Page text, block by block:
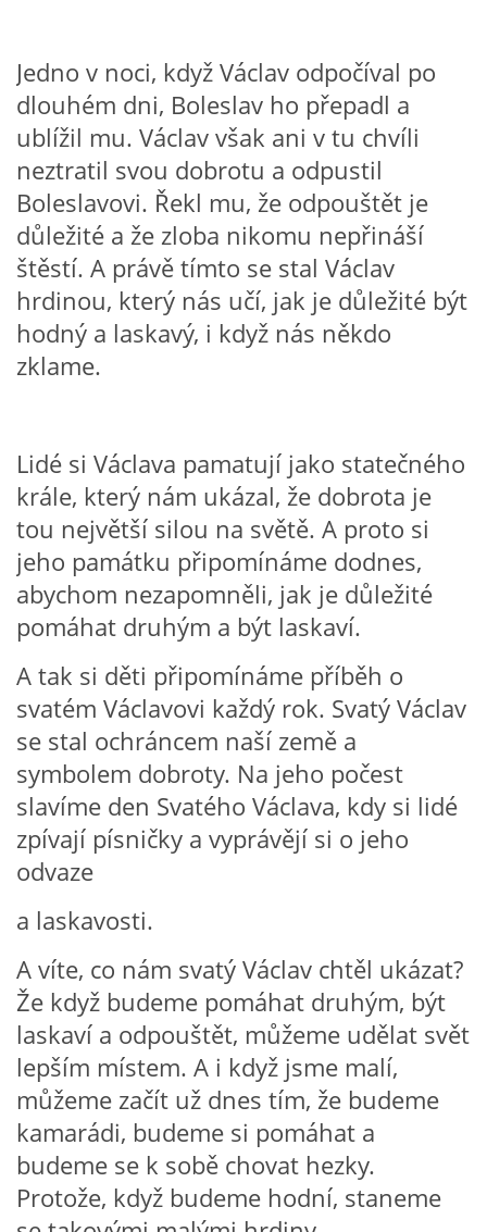
VÝTVARNÉ AKTIVITY - PODZIM
VÝTVARNÉ AKTIVITY - ZIMA
CHARAKTERISTIKA ROČNÍCH OBDOBÍ
HÁDANKY K TÉMATU JARO, LÉTO, PODZIM,ZIMA
BÁSNĚ K TÉMATU JARO
POHYBOVÉ AKTIVITY NA TÉMA JARO
PÍSNĚ K TÉMATU LÉTO
POHYBOVÉ AKTIVITY NA TÉMA LÉTO
PÍSNĚ K TÉMATU PODZIM
BÁSNĚ K TÉMATU PODZIM
POHYBOVÉ AKTIVITY NA TÉMA PODZIM
PÍSNĚ K TÉMATU ZIMA
BÁSNĚ K TÉMATU ZIMA
VZDĚLÁVACÍ PLÁN OD ZÁŘÍ DO ČERVNA
Jedno v noci, když Václav odpočíval po
dlouhém dni, Boleslav ho přepadl a
ublížil mu. Václav však ani v tu chvíli
neztratil svou dobrotu a odpustil
Boleslavovi. Řekl mu, že odpouštět je
důležité a že zloba nikomu nepřináší
štěstí. A právě tímto se stal Václav
hrdinou, který nás učí, jak je důležité být
hodný a laskavý, i když nás někdo
zklame.
Lidé si Václava pamatují jako statečného
krále, který nám ukázal, že dobrota je
tou největší silou na světě. A proto si
jeho památku připomínáme dodnes,
abychom nezapomněli, jak je důležité
pomáhat druhým a být laskaví.
A tak si děti připomínáme příběh o
svatém Václavovi každý rok. Svatý Václav
se stal ochráncem naší země a
symbolem dobroty. Na jeho počest
slavíme den Svatého Václava, kdy si lidé
zpívají písničky a vyprávějí si o jeho
odvaze
a laskavosti.
A víte, co nám svatý Václav chtěl ukázat?
Že když budeme pomáhat druhým, být
laskaví a odpouštět, můžeme udělat svět
lepším místem. A i když jsme malí,
můžeme začít už dnes tím, že budeme
kamarádi, budeme si pomáhat a
budeme se k sobě chovat hezky.
Protože, když budeme hodní, staneme